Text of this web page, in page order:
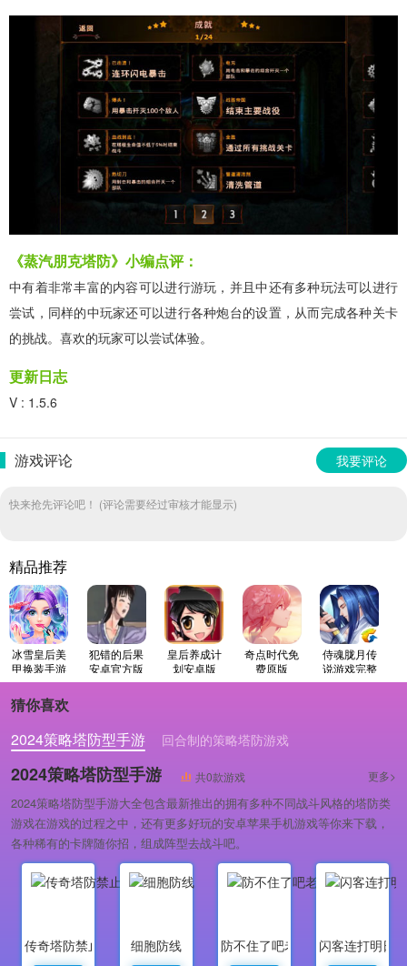
《蒸汽朋克塔防》小编点评：
中有着非常丰富的内容可以进行游玩，并且中还有多种玩法可以进行
尝试，同样的中玩家还可以进行各种炮台的设置，从而完成各种关卡
的挑战。喜欢的玩家可以尝试体验。
更新日志
V : 1.5.6
游戏评论 我要评论
快来抢先评论吧！ (评论需要经过审核才能显示)
精品推荐
冰雪皇后美
甲换装手游
免费版
犯错的后果
安卓官方版
皇后养成计
划安卓版
奇点时代免
费原版
侍魂胧月传
说游戏完整
版
猜你喜欢
2024策略塔防型手游
回合制的策略塔防游戏
策略塔防手游
2024策略塔防型手游 共0款游戏 更多>
2024策略塔防型手游大全包含最新推出的拥有多种不同战斗风格的塔防类
游戏在游戏的过程之中，还有更多好玩的安卓苹果手机游戏等你来下载，
各种稀有的卡牌随你招，组成阵型去战斗吧。
传奇塔防禁止通行
细胞防线
防不住了吧老弟
闪客连打明日